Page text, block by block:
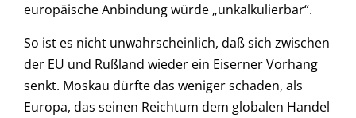
europäische Anbindung würde „unkalkulierbar“.
So ist es nicht unwahrscheinlich, daß sich zwischen
der EU und Rußland wieder ein Eiserner Vorhang
senkt. Moskau dürfte das weniger schaden, als
Europa, das seinen Reichtum dem globalen Handel